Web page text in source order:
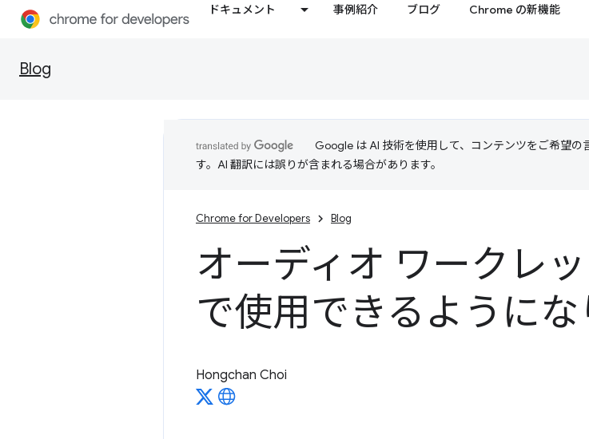
ドキュメント 事例紹介 ブログ Chrome の新機能
Blog
Google は AI 技術を使用して、コンテンツをご希望の
す。AI 翻訳には誤りが含まれる場合があります。
Chrome for Developers Blog
オーディオ ワークレ
で使用できるように
Hongchan Choi